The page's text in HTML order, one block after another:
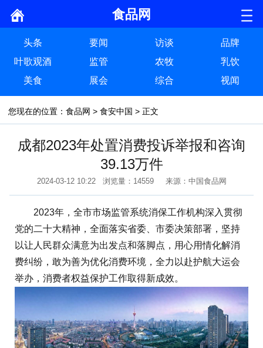
食品网
头条 要闻 访谈
品牌
叶歌观酒
监管 农牧
乳饮
美食
展会 综合 视闻
您现在的位置： 食品网 > 食安中国 > 正文
成都2023年处置消费投诉举报和咨询
39.13万件
2024-03-12 10:22 浏览量：14559 来源：中国食品网
2023年，全市市场监管系统消保工作机构深入贯彻
党的二十大精神，全面落实省委、市委决策部署，坚持
以让人民群众满意为出发点和落脚点，用心用情化解消
费纠纷，敢为善为优化消费环境，全力以赴护航大运会
举办，消费者权益保护工作取得新成效。